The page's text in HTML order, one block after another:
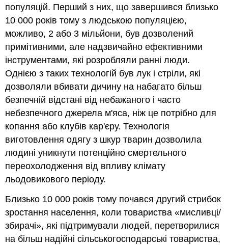
популяцій. Перший з них, що завершився близько
10 000 років тому з людською популяцією,
можливо, 2 або 3 мільйони, був дозволений
примітивними, але надзвичайно ефективними
інструментами, які розробляли ранні люди.
Однією з таких технологій був лук і стріли, які
дозволяли вбивати дичину на набагато більш
безпечній відстані від небажаного і часто
небезпечного джерела м'яса, ніж це потрібно для
копання або клубів кар'єру. Технологія
виготовлення одягу з шкур тварин дозволила
людині уникнути потенційно смертельного
переохолодження від впливу клімату
льодовикового періоду.
Близько 10 000 років тому почався другий стрибок
зростання населення, коли товариства «мисливці/
збирачі», які підтримували людей, перетворилися
на більш надійні сільськогосподарські товариства,